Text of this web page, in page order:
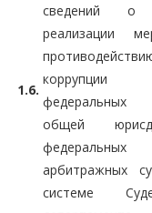
1.6.
сведений о
реализации
федеральных
общей
федеральных
арбитражных
системе